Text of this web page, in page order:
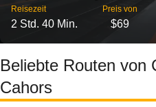
Reisezeit
2 Std. 40 Min.
Preis von
$69
Beliebte Routen von
Cahors